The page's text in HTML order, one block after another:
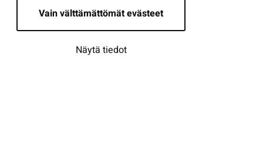
Vain välttämättömät evästeet
Näytä tiedot